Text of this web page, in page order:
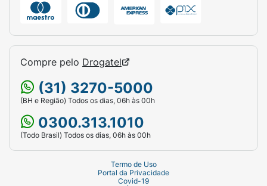
Compre pelo Drogatel
(31) 3270-5000
(BH e Região) Todos os dias, 06h às 00h
0300.313.1010
(Todo Brasil) Todos os dias, 06h às 00h
Termo de Uso
Portal da Privacidade
Covid-19